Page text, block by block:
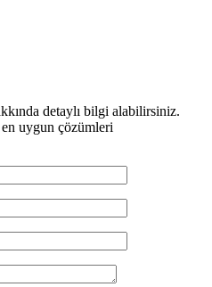
detaylı bilgi alabilirsiniz.
uygun çözümleri